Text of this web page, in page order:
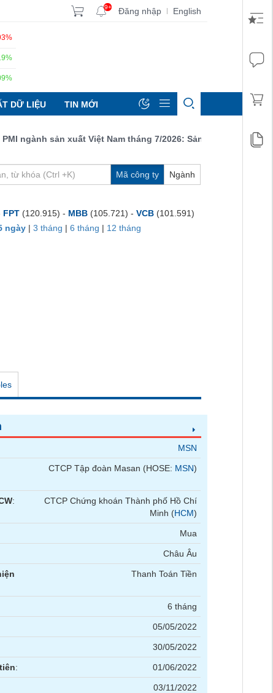
9+ Đăng nhập | English
DỮ LIỆU TIN MỚI
sản xuất Việt Nam tháng 7/2026: Sản lượng, số lượng
Mã công ty Ngành
FPT (120.915) - MBB (105.721) - VCB (101.591)
ngày | 3 tháng | 6 tháng | 12 tháng
MSN
CTCP Tập đoàn Masan (HOSE: MSN)
:
CTCP Chứng khoán Thành phố Hồ Chí
Minh (HCM)
Mua
Châu Âu
Thanh Toán Tiền
6 tháng
05/05/2022
30/05/2022
: 01/06/2022
03/11/2022